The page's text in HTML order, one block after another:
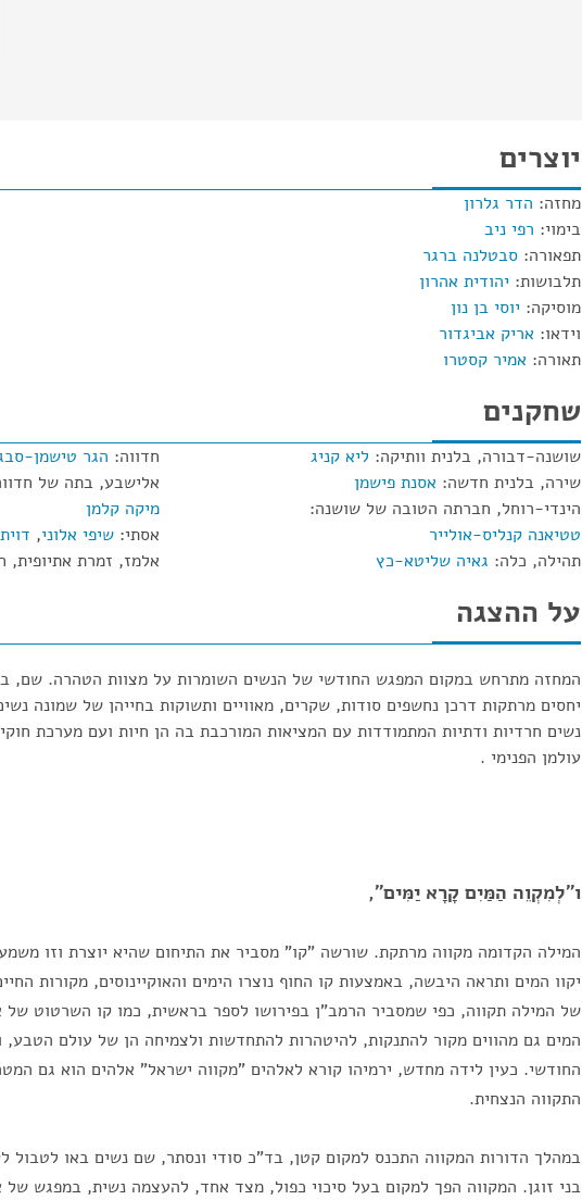
יוצרים
מחזה: הדר גלרון
בימוי: רפי ניב
תפאורה: סבטלנה ברגר
תלבושות: יהודית אהרון
מוסיקה: יוסי בן נון
וידאו: אריק אביגדור
תאורה: אמיר קסטרו
שחקנים
שושנה-דבורה, בלנית וותיקה: ליא קניג
שירה, בלנית חדשה: אסנת פישמן
הינדי-רוחל, חברתה הטובה של שושנה:
טטיאנה קנליס-אולייר
תהילה, כלה: גאיה שליטא-כץ
חדווה: הגר טישמן-
אלישבע, בתה של
מיקה קלמן
אסתי: שיפי אלוני,
אלמז, זמרת אתיופית,
על ההצגה
המחזה מתרחש במקום המפגש החודשי של הנשים השומרות על מצוות הטהרה. שם,
יחסים מרתקות דרכן נחשפים סודות, שקרים, מאוויים ותשוקות בחייהן של שמונה
נשים חרדיות ודתיות המתמודדות עם המציאות המורכבת בה הן חיות ועם מערכת
עולמן הפנימי .
ו"לְמִקְוֵה הַמַּיִם קָרָא יַמִּים",
המילה הקדומה מקווה מרתקת. שורשה "קו" מסביר את התיחום שהיא יוצרת וזו
יקוו המים ותראה היבשה, באמצעות קו החוף נוצרו הימים והאוקיינוסים, מקורות
של המילה תקווה, כפי שמסביר הרמב"ן בפירושו לספר בראשית, כמו קו השרטוט של
המים גם מהווים מקור להתנקות, להיטהרות להתחדשות ולצמיחה הן של עולם הטבע,
החודשי. כעין לידה מחדש, ירמיהו קורא לאלהים "מקווה ישראל" אלהים הוא גם
התקווה הנצחית.
במהלך הדורות המקווה התכנס למקום קטן, בד"כ סודי ונסתר, שם נשים באו לטבול
בני זוגן. המקווה הפך למקום בעל סיכוי כפול, מצד אחד, להעצמה נשית, במפגש של